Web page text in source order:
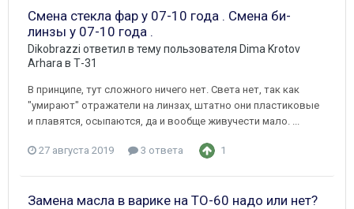
Смена стекла фар у 07-10 года . Смена би-
линзы у 07-10 года .
Dikobrazzi ответил в тему пользователя Dima Krotov
Arhara в Т-31
В принципе, тут сложного ничего нет. Света нет, так как
"умирают" отражатели на линзах, штатно они пластиковые
и плавятся, осыпаются, да и вообще живучести мало. ...
27 августа 2019 3 ответа 1
Замена масла в варике на ТО-60 надо или нет?